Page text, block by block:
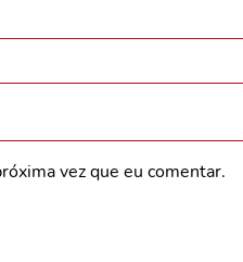
vez que eu comentar.